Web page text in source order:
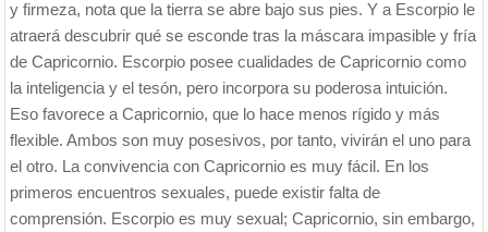
y firmeza, nota que la tierra se abre bajo sus pies. Y a Escorpio le
atraerá descubrir qué se esconde tras la máscara impasible y fría
de Capricornio. Escorpio posee cualidades de Capricornio como
la inteligencia y el tesón, pero incorpora su poderosa intuición.
Eso favorece a Capricornio, que lo hace menos rígido y más
flexible. Ambos son muy posesivos, por tanto, vivirán el uno para
el otro. La convivencia con Capricornio es muy fácil. En los
primeros encuentros sexuales, puede existir falta de
comprensión. Escorpio es muy sexual; Capricornio, sin embargo,